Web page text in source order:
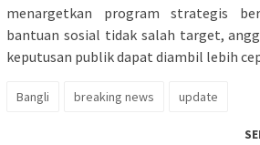
menargetkan program strategis
bantuan sosial tidak salah target,
keputusan publik dapat diambil lebih
Bangli breaking news update